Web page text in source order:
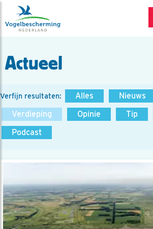
Actueel
Verfijn resultaten: Alles Nieuws
Verdieping
Opinie Tip
Podcast